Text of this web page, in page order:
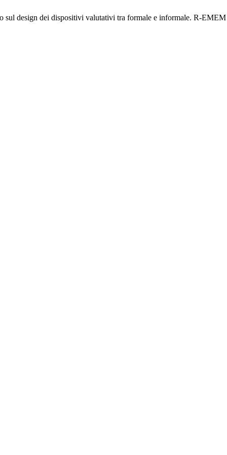
design dei dispositivi valutativi tra formale e informale. R-